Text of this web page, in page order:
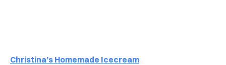
Christina’s Homemade Icecream